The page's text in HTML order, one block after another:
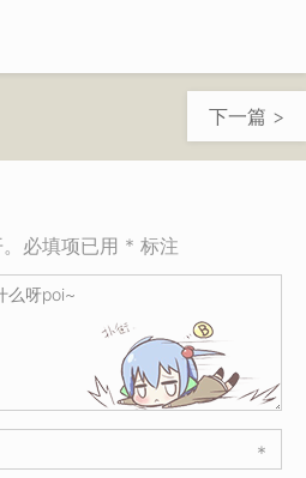
下一篇 >
必填项已用 * 标注
*